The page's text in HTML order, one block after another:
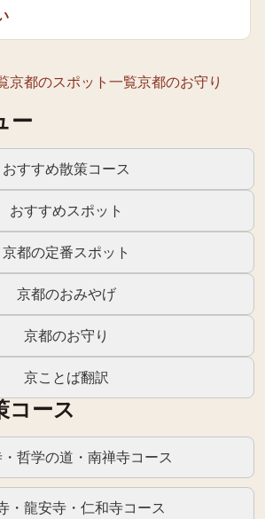
ー
おすすめ散策コース
おすすめスポット
京都の定番スポット
京都のおみやげ
京都のお守り
京ことば翻訳
コース
哲学の道・南禅寺コース
・龍安寺・仁和寺コース
京都のスポット一覧京都のお守り